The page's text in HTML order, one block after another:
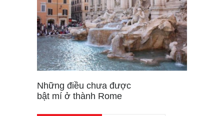
Những điều chưa được
bật mí ở thành Rome